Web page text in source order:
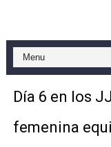
WWE NXT -
Canadian
EFA y AFLE
Día 6 en los
femenina